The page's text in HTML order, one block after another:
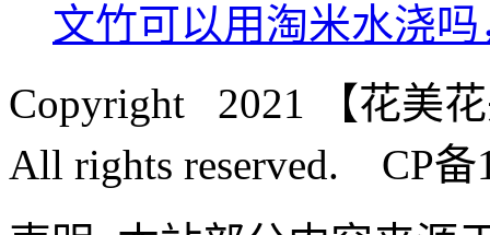
文竹可以用淘米水浇
Copyright 2021 【花美
All rights reserved. CP备